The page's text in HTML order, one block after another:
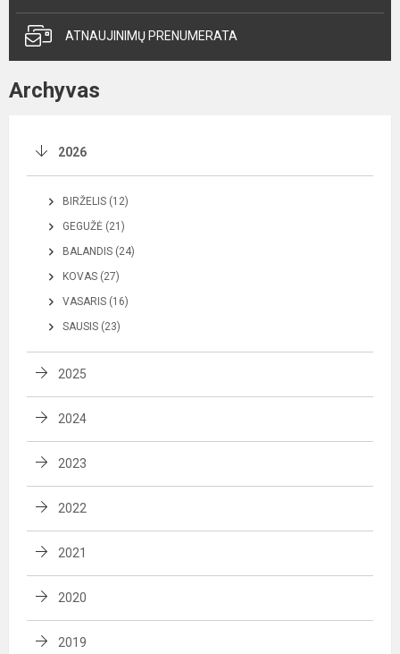
ATNAUJINIMŲ PRENUMERATA
Archyvas
2026
BIRŽELIS (12)
GEGUŽĖ (21)
BALANDIS (24)
KOVAS (27)
VASARIS (16)
SAUSIS (23)
2025
2024
2023
2022
2021
2020
2019